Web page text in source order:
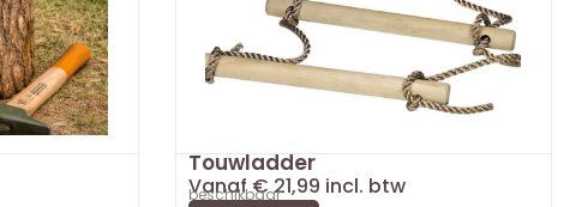
Touwladder
Vanaf€21,99 incl. btw
beschikbaar